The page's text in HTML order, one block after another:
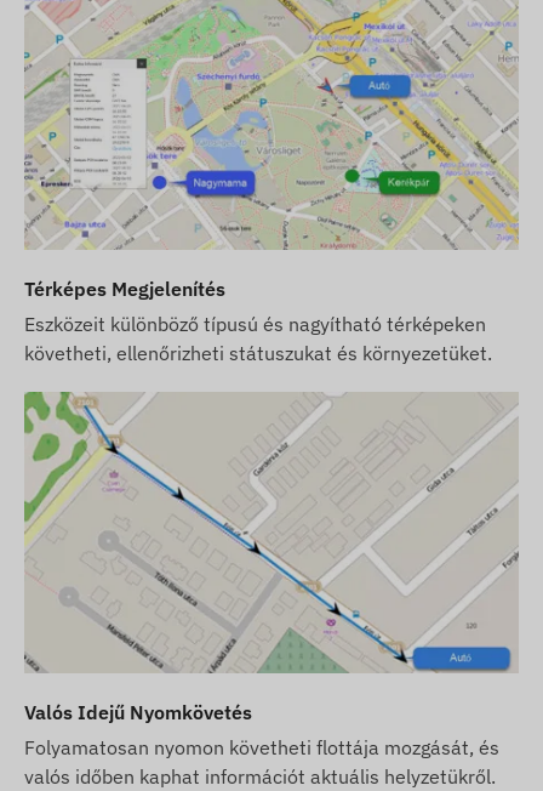
vásárol, de SIM kártyát nem, akkor a készüléket
már a szoftverünkben regisztrálva, működésre
készen adjuk át. A SIM kártya beszerzése,
beállítása és üzemeltetése azonban továbbra is
az Ön feladata.
Ha a készülék és szoftver előfizetés mellett a
SIM kártyát is tőlünk vásárolja, akkor a
készüléket és a SIM kártyát a szoftverrel
együttműködésre készen adjuk át és a kártya
folyamatos üzemben tartásáról is mi
gondoskodunk – Önnek ez utóbbival
Szoftver előfizetés esetén, amennyiben az email
típusú értesítések mellett szoftverünk SMS
riasztási szolgáltatását is igénybe kívánja venni,
vásároljon SMS kreditkártyát is, melyet
webáruházunkban, a készülékhez kapcsolódó
termékek között talál.
A weboldalon található készülék leírások és képek
a gyártó által közzétett információkon alapulnak,
hibamentesek. A gyártó fenntartja a jogot, hogy
előzetes értesítés nélkül módosítson a termék
egyes paraméterein vagy csomagolásán - az
Térképes Megjelenítés
Eszközeit különböző típusú és nagyítható térképeken
követheti, ellenőrizheti státuszukat és környezetüket.
Valós Idejű Nyomkövetés
Folyamatosan nyomon követheti flottája mozgását, és
valós időben kaphat információt aktuális helyzetükről.